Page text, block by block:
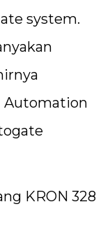
system.
Automation
KRON 328